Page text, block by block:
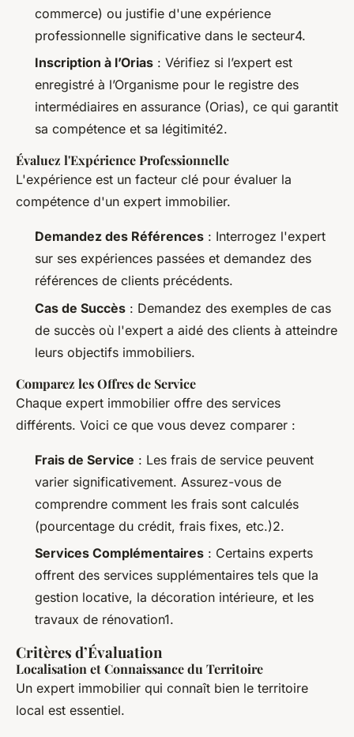
commerce) ou justifie d'une expérience
professionnelle significative dans le secteur4.
Inscription à l’Orias : Vérifiez si l’expert est
enregistré à l’Organisme pour le registre des
intermédiaires en assurance (Orias), ce qui garantit
sa compétence et sa légitimité2.
Évaluez l'Expérience Professionnelle
L'expérience est un facteur clé pour évaluer la
compétence d'un expert immobilier.
Demandez des Références : Interrogez l'expert
sur ses expériences passées et demandez des
références de clients précédents.
Cas de Succès : Demandez des exemples de cas
de succès où l'expert a aidé des clients à atteindre
leurs objectifs immobiliers.
Comparez les Offres de Service
Chaque expert immobilier offre des services
différents. Voici ce que vous devez comparer :
Frais de Service : Les frais de service peuvent
varier significativement. Assurez-vous de
comprendre comment les frais sont calculés
(pourcentage du crédit, frais fixes, etc.)2.
Services Complémentaires : Certains experts
offrent des services supplémentaires tels que la
gestion locative, la décoration intérieure, et les
travaux de rénovation1.
Critères d’Évaluation
Localisation et Connaissance du Territoire
Un expert immobilier qui connaît bien le territoire
local est essentiel.